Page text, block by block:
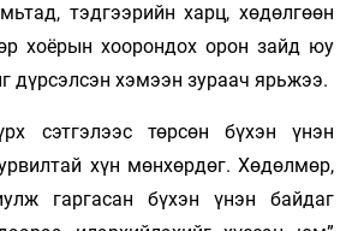
тэдгээрийн харц, хөдөлгөөн
хоёрын хоорондох орон зайд юу
дүрсэлсэн хэмээн зураач ярьжээ.
сэтгэлээс төрсөн бүхэн үнэн
хүн мөнхөрдөг. Хөдөлмөр,
гаргасан бүхэн үнэн байдаг